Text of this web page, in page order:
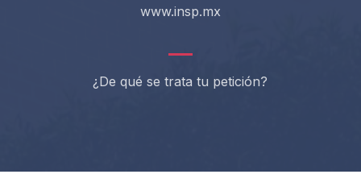
www.insp.mx
¿De qué se trata tu petición?